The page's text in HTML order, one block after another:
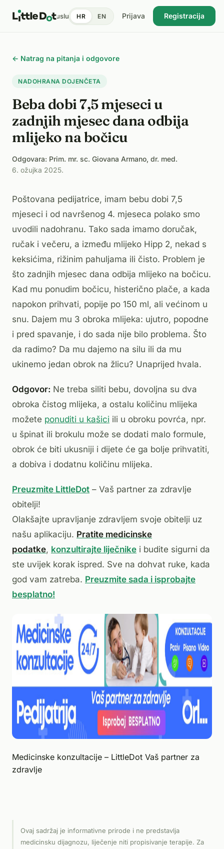
Doktori Pronađi uslugu USKORO CijeneDnevnik zdravljaBlog
HR EN Prijava Registracija
← Natrag na pitanja i odgovore
NADOHRANA DOJENČETA
Beba dobi 7,5 mjeseci u
zadnjih mjesec dana odbija
mlijeko na bočicu
Odgovara: Prim. mr. sc. Giovana Armano, dr. med.
6. ožujka 2025.
Poštovana pedijatrice, imam bebu dobi 7,5
mjeseci i od navršenog 4. mjeseca polako smo
uvodili nadohranu. Tako sada imamo doručak,
ručak i večeru, a između mlijeko Hipp 2, nekad s
keksićima, rižinim pahuljama ili čisto. Problem je
što zadnjih mjesec dana odbija mlijeko na bočicu.
Kad mu ponudim bočicu, histerično plače, a kada
napokon prihvati, popije po 150 ml, ali većinom u
snu. Dajem mu 3 obroka mlijeka: ujutro, popodne
i pred spavanje, i do sada nije bilo problema. Što
da radimo? Da mu dajemo na silu ili da mu
ukinemo jedan obrok na žlicu? Unaprijed hvala.
Odgovor: Ne treba siliti bebu, dovoljna su dva
obroka čistog mlijeka, a ostalu količinu mlijeka
možete ponuditi u kašici ili u obroku povrća, npr.
u špinat ili brokulu može se dodati malo formule,
obrok će biti ukusniji i dijete će ga bolje prihvatiti,
a dobiva i dodatnu količinu mlijeka.
Preuzmite LittleDot – Vaš partner za zdravlje
obitelji!
Olakšajte upravljanje zdravljem svoje obitelji uz
našu aplikaciju. Pratite medicinske
podatke, konzultirajte liječnike i budite sigurni da
ste uvijek korak ispred. Sve na dohvat ruke, kada
god vam zatreba. Preuzmite sada i isprobajte
besplatno!
Medicinske konzultacije – LittleDot Vaš partner za
zdravlje
Ovaj sadržaj je informativne prirode i ne predstavlja
medicinsku dijagnozu, liječenje niti propisivanje terapije. Za